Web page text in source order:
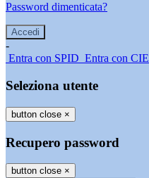
Password dimenticata?
-
Entra con SPID Entra con CIE
Seleziona utente
button close ×
Recupero password
button close ×